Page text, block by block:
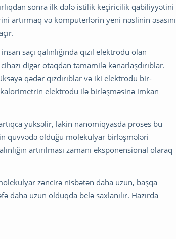
sonra ilk dəfə istilik keçiricilik qabiliyyətini
artırmaq və kompüterlərin yeni nəslinin əsasını
saçı qalınlığında qızıl elektrodu olan
digər otaqdan tamamilə kənarlaşdırıblar.
qədər qızdırıblar və iki elektrodu bir-
elektrodu ilə birləşməsinə imkan
yüksəlir, lakin nanomiqyasda proses bu
qüvvədə olduğu molekulyar birləşmələri
artırılması zamanı eksponensional olaraq
zəncirə nisbətən daha uzun, başqa
daha uzun olduqda belə saxlanılır. Hazırda